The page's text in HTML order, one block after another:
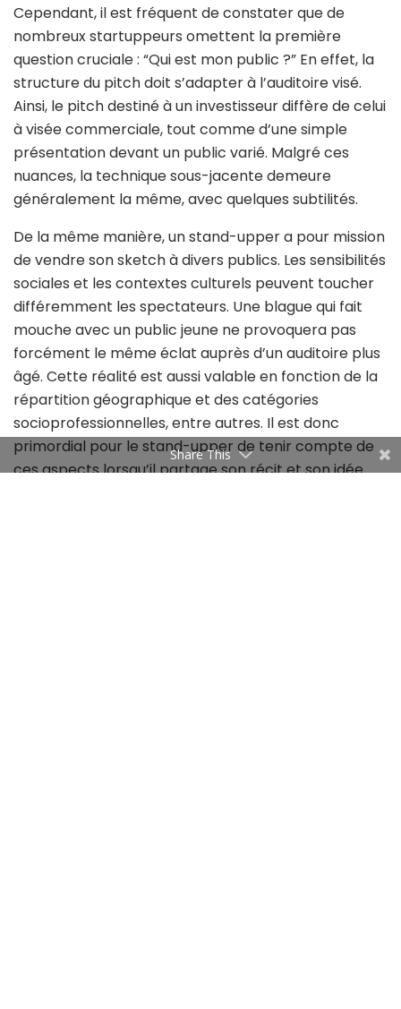
Cependant, il est fréquent de constater que de
nombreux startuppeurs omettent la première
question cruciale : “Qui est mon public ?” En effet, la
structure du pitch doit s’adapter à l’auditoire visé.
Ainsi, le pitch destiné à un investisseur diffère de celui
à visée commerciale, tout comme d’une simple
présentation devant un public varié. Malgré ces
nuances, la technique sous-jacente demeure
généralement la même, avec quelques subtilités.
De la même manière, un stand-upper a pour mission
de vendre son sketch à divers publics. Les sensibilités
sociales et les contextes culturels peuvent toucher
différemment les spectateurs. Une blague qui fait
mouche avec un public jeune ne provoquera pas
forcément le même éclat auprès d’un auditoire plus
âgé. Cette réalité est aussi valable en fonction de la
répartition géographique et des catégories
socioprofessionnelles, entre autres. Il est donc
primordial pour le stand-upper de tenir compte de
ces aspects lorsqu’il partage son récit et son idée.
Share This